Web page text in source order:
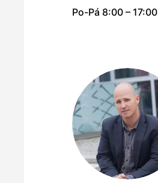
Po-Pá 8:00 – 17:00